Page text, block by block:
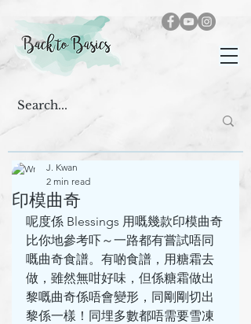
印模曲奇
J. Kwan
2 min read
呢度係 Blessings 用嘅幾款印模曲奇
比你地參考吓～一路都有嘗試唔同
嘅曲奇食譜。有啲食譜，用糖霜去
做，雖然無咁好味，但係糖霜做出
黎嘅曲奇係唔會變形，同剛剛切出
黎係一樣！同埋多數都唔需要雪凍